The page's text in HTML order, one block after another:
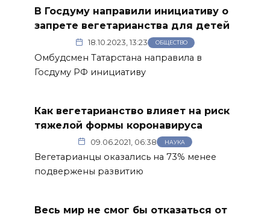
В Госдуму направили инициативу о
запрете вегетарианства для детей
18.10.2023, 13:23 ОБЩЕСТВО
Омбудсмен Татарстана направила в
Госдуму РФ инициативу
Как вегетарианство влияет на риск
тяжелой формы коронавируса
09.06.2021, 06:38 НАУКА
Вегетарианцы оказались на 73% менее
подвержены развитию
Весь мир не смог бы отказаться от